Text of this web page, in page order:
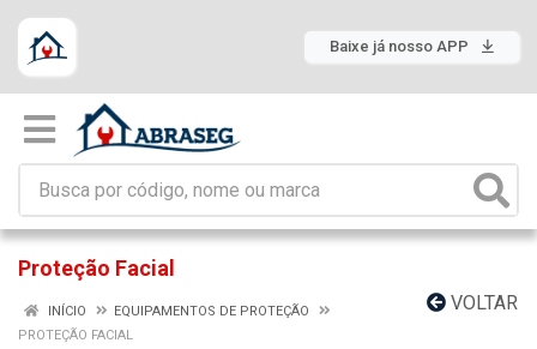
Baixe já nosso APP
Proteção Facial
VOLTAR
INÍCIO
EQUIPAMENTOS DE PROTEÇÃO
PROTEÇÃO FACIAL